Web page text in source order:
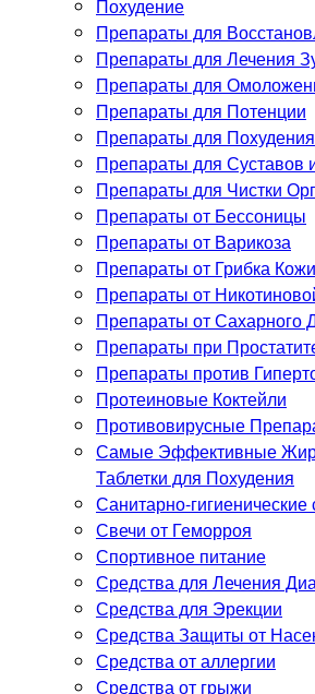
Похудение
Препараты для
Препараты для Лечения
Препараты для
Препараты для Потенции
Препараты для Похудения
Препараты для Суставов
Препараты для Чистки
Препараты от Бессоницы
Препараты от Варикоза
Препараты от Грибка
Препараты от
Препараты от Сахарного
Препараты при
Препараты против
Протеиновые Коктейли
Противовирусные
Самые Эффективные
Таблетки для Похудения
Санитарно-гигиенические
Свечи от Геморроя
Спортивное питание
Средства для Лечения
Средства для Эрекции
Средства Защиты от
Средства от аллергии
Средства от грыжи